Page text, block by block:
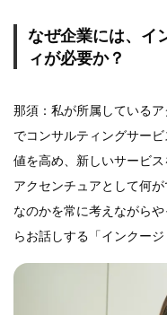
なぜ企業には、イ
ィが必要か？
那須：私が所属している
でコンサルティングサー
値を高め、新しいサービス
アクセンチュアとして何
なのかを常に考えながらや
らお話しする「インクー